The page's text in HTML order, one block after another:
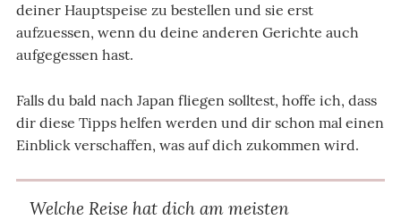
deiner Hauptspeise zu bestellen und sie erst
aufzuessen, wenn du deine anderen Gerichte auch
aufgegessen hast.
Falls du bald nach Japan fliegen solltest, hoffe ich, dass
dir diese Tipps helfen werden und dir schon mal einen
Einblick verschaffen, was auf dich zukommen wird.
Welche Reise hat dich am meisten